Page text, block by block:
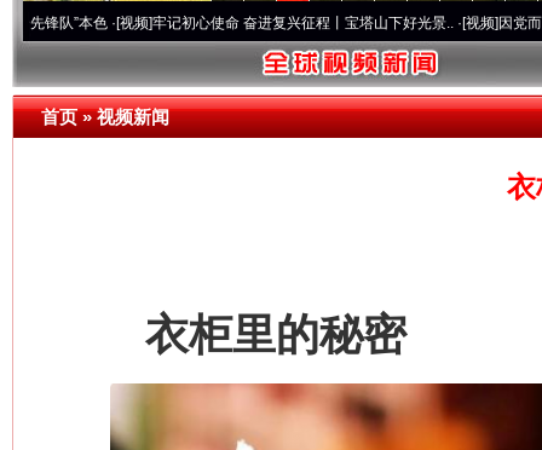
色·[视频]牢记初心使命 奋进复兴征程丨宝塔山下好光景..·[视频]因党而生 为党而
首页»视频新闻
衣
衣柜里的秘密